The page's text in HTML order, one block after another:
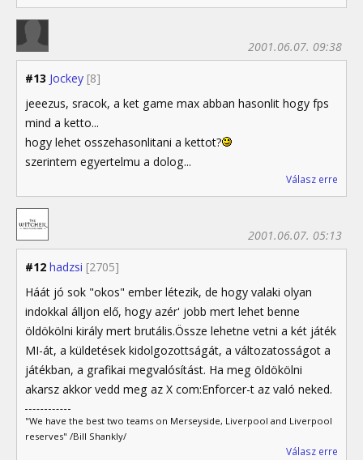
#13 Jockey [8]
2001.06.07. 09:38
jeeezus, sracok, a ket game max abban hasonlit hogy fps
mind a ketto...
hogy lehet osszehasonlitani a kettot?
szerintem egyertelmu a dolog...
Válasz erre
#12 hadzsi [2705]
2001.06.07. 05:13
Háát jó sok "okos" ember létezik, de hogy valaki olyan
indokkal álljon elő, hogy azér' jobb mert lehet benne
öldökölni király mert brutális.Össze lehetne vetni a két játék
MI-át, a küldetések kidolgozottságát, a változatosságot a
játékban, a grafikai megvalósítást. Ha meg öldökölni
akarsz akkor vedd meg az X com:Enforcer-t az való neked.
"We have the best two teams on Merseyside, Liverpool and Liverpool
reserves" /Bill Shankly/
Válasz erre